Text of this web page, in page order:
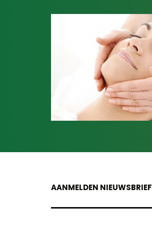
AANMELDEN NIEUWSBRIEF